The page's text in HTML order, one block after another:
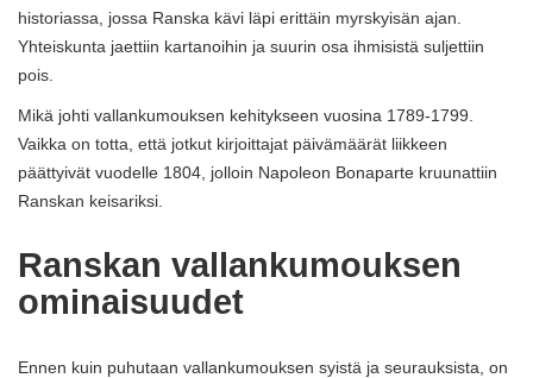
historiassa, jossa Ranska kävi läpi erittäin myrskyisän ajan.
Yhteiskunta jaettiin kartanoihin ja suurin osa ihmisistä suljettiin
pois.
Mikä johti vallankumouksen kehitykseen vuosina 1789-1799.
Vaikka on totta, että jotkut kirjoittajat päivämäärät liikkeen
päättyivät vuodelle 1804, jolloin Napoleon Bonaparte kruunattiin
Ranskan keisariksi.
Ranskan vallankumouksen
ominaisuudet
Ennen kuin puhutaan vallankumouksen syistä ja seurauksista, on